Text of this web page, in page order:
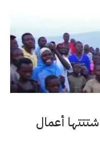
أعمال